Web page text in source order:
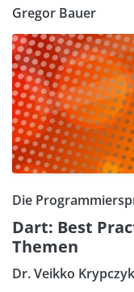
Gregor Bauer
Die
Dart: Best
Themen
Dr. Veikko Krypczyk